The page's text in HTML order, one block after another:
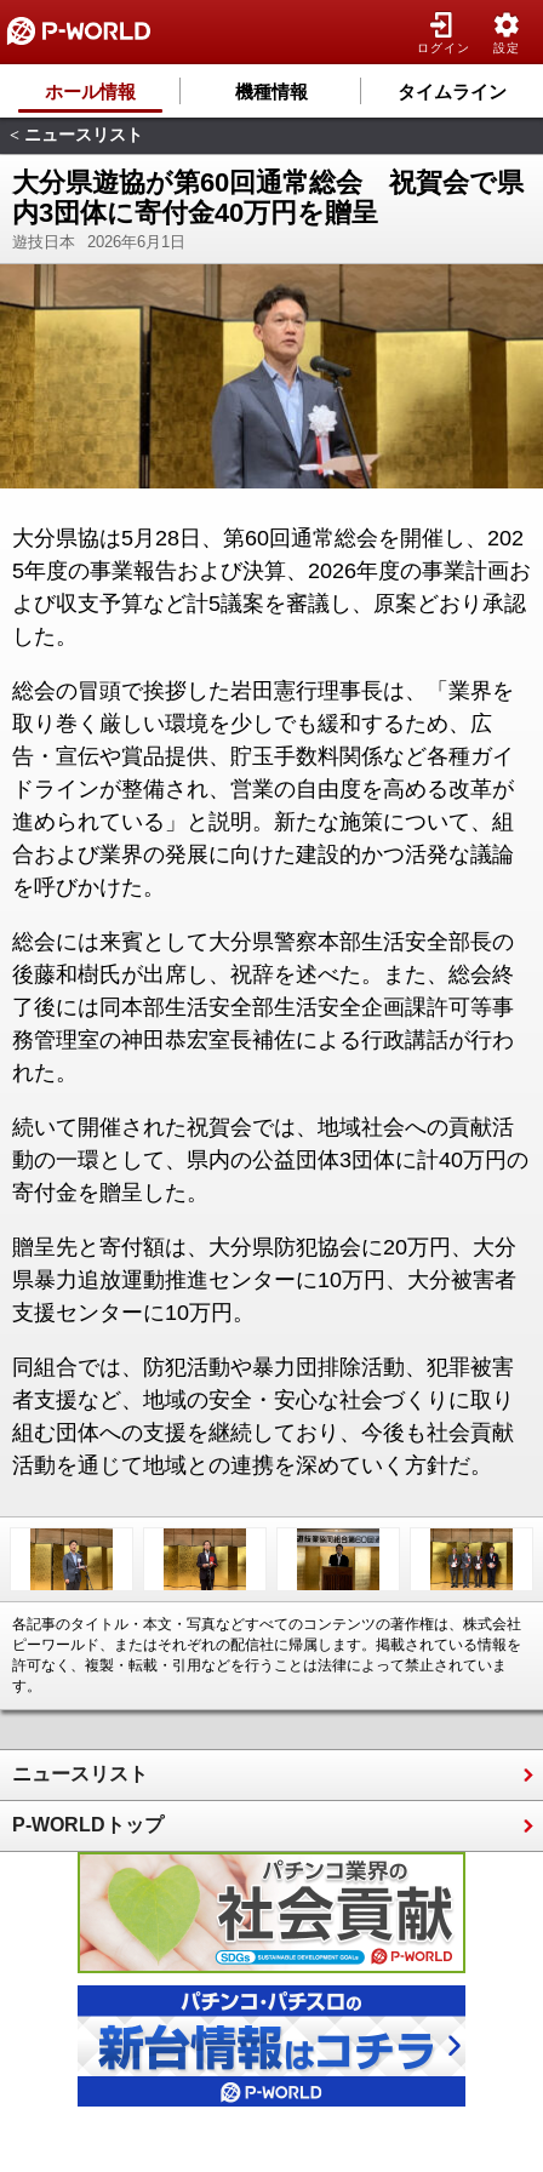
ログイン 設定
ホール情報 機種情報 タイムライン
< ニュースリスト
大分県遊協が第60回通常総会 祝賀会で県
内3団体に寄付金40万円を贈呈
遊技日本 2026年6月1日
大分県協は5月28日、第60回通常総会を開催し、202
5年度の事業報告および決算、2026年度の事業計画お
よび収支予算など計5議案を審議し、原案どおり承認
した。
総会の冒頭で挨拶した岩田憲行理事長は、「業界を
取り巻く厳しい環境を少しでも緩和するため、広
告・宣伝や賞品提供、貯玉手数料関係など各種ガイ
ドラインが整備され、営業の自由度を高める改革が
進められている」と説明。新たな施策について、組
合および業界の発展に向けた建設的かつ活発な議論
を呼びかけた。
総会には来賓として大分県警察本部生活安全部長の
後藤和樹氏が出席し、祝辞を述べた。また、総会終
了後には同本部生活安全部生活安全企画課許可等事
務管理室の神田恭宏室長補佐による行政講話が行わ
れた。
続いて開催された祝賀会では、地域社会への貢献活
動の一環として、県内の公益団体3団体に計40万円の
寄付金を贈呈した。
贈呈先と寄付額は、大分県防犯協会に20万円、大分
県暴力追放運動推進センターに10万円、大分被害者
支援センターに10万円。
同組合では、防犯活動や暴力団排除活動、犯罪被害
者支援など、地域の安全・安心な社会づくりに取り
組む団体への支援を継続しており、今後も社会貢献
活動を通じて地域との連携を深めていく方針だ。
各記事のタイトル・本文・写真などすべてのコンテンツの著作権は、株式会社
ピーワールド、またはそれぞれの配信社に帰属します。掲載されている情報を
許可なく、複製・転載・引用などを行うことは法律によって禁止されていま
す。
ニュースリスト
P-WORLDトップ